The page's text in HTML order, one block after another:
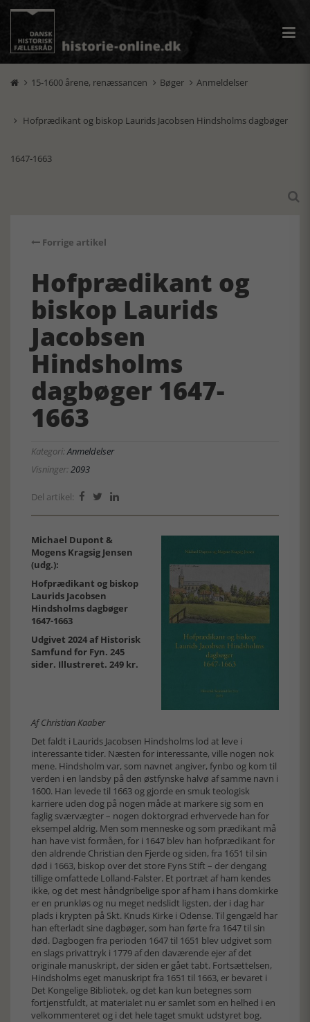
 15-1600 årene, renæssancen  Bøger  Anmeldelser
 Hofprædikant og biskop Laurids Jacobsen Hindsholms dagbøger
1647-1663

Forrige artikel
Hofprædikant og
biskop Laurids
Jacobsen
Hindsholms
dagbøger 1647-
1663
Kategori:Anmeldelser
Visninger:2093
Del artikel:   
Michael Dupont &
Mogens Kragsig Jensen
(udg.):
Hofprædikant og biskop
Laurids Jacobsen
Hindsholms dagbøger
1647-1663
Udgivet 2024 af Historisk
Samfund for Fyn. 245
sider. Illustreret. 249 kr.
Af Christian Kaaber
Det faldt i Laurids Jacobsen Hindsholms lod at leve i
interessante tider. Næsten for interessante, ville nogen nok
mene. Hindsholm var, som navnet angiver, fynbo og kom til
verden i en landsby på den østfynske halvø af samme navn i
1600. Han levede til 1663 og gjorde en smuk teologisk
karriere uden dog på nogen måde at markere sig som en
faglig sværvægter – nogen doktorgrad erhvervede han for
eksempel aldrig. Men som menneske og som prædikant må
han have vist formåen, for i 1647 blev han hofprædikant for
den aldrende Christian den Fjerde og siden, fra 1651 til sin
død i 1663, biskop over det store Fyns Stift – der dengang
tillige omfattede Lolland-Falster. Et portræt af ham kendes
ikke, og det mest håndgribelige spor af ham i hans domkirke
er en prunkløs og nu meget nedslidt ligsten, der i dag har
plads i krypten på Skt. Knuds Kirke i Odense. Til gengæld har
han efterladt sine dagbøger, som han førte fra 1647 til sin
død. Dagbogen fra perioden 1647 til 1651 blev udgivet som
en slags privattryk i 1779 af den daværende ejer af det
originale manuskript, der siden er gået tabt. Fortsættelsen,
Hindsholms eget manuskript fra 1651 til 1663, er bevaret i
Det Kongelige Bibliotek, og det kan kun betegnes som
fortjenstfuldt, at materialet nu er samlet som en helhed i en
velkommenteret og i det hele taget smukt udstyret bog.